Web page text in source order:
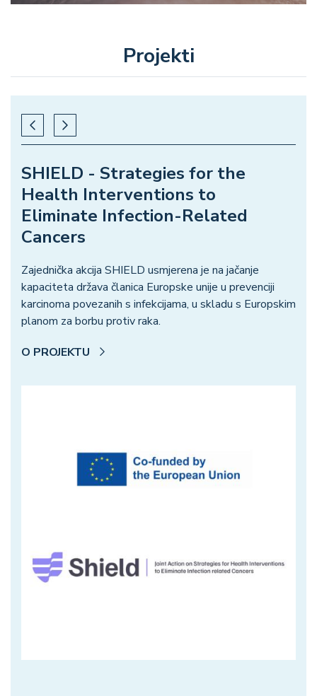
Projekti
SHIELD - Strategies for the
Health Interventions to
Eliminate Infection-Related
Cancers
Zajednička akcija SHIELD usmjerena je na jačanje
kapaciteta država članica Europske unije u prevenciji
karcinoma povezanih s infekcijama, u skladu s Europskim
planom za borbu protiv raka.
O PROJEKTU